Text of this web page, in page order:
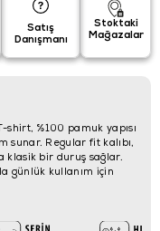
Satış
Danışmanı
Stoktaki
Mağazalar
%100 pamuk yapısı
sunar. Regular fit kalıbı,
klasik bir duruş sağlar.
günlük kullanım için